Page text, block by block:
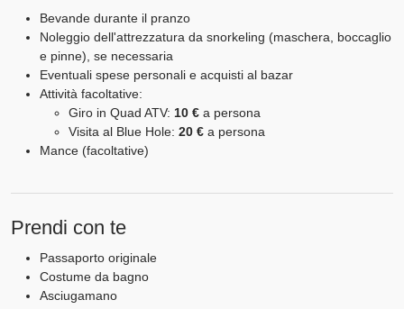
Bevande durante il pranzo
Noleggio dell'attrezzatura da snorkeling (maschera, boccaglio
e pinne), se necessaria
Eventuali spese personali e acquisti al bazar
Attività facoltative:
Giro in Quad ATV: 10 € a persona
Visita al Blue Hole: 20 € a persona
Mance (facoltative)
Prendi con te
Passaporto originale
Costume da bagno
Asciugamano